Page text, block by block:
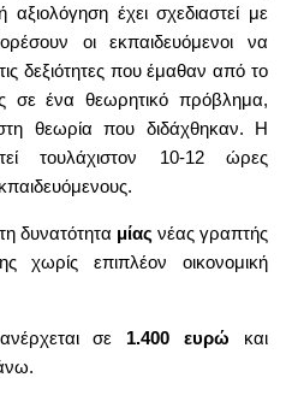
έχει σχεδιαστεί με
οι εκπαιδευόμενοι να
δεξιότητες που έμαθαν από το
σε ένα θεωρητικό πρόβλημα,
θεωρία που διδάχθηκαν. Η
τουλάχιστον 10-12 ώρες
δυνατότητα μίας νέας γραπτής
χωρίς επιπλέον οικονομική
σε 1.400 ευρώ και